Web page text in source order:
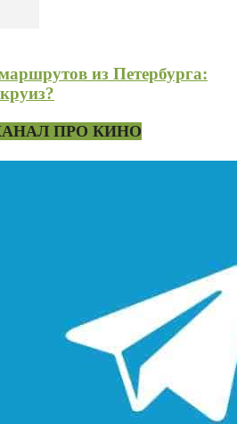
из Петербурга:
ПРО КИНО